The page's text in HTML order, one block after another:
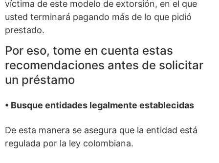
víctima de este modelo de extorsión, en el que
usted terminará pagando más de lo que pidió
prestado.
Por eso, tome en cuenta estas
recomendaciones antes de solicitar
un préstamo
• Busque entidades legalmente establecidas
De esta manera se asegura que la entidad está
regulada por la ley colombiana.